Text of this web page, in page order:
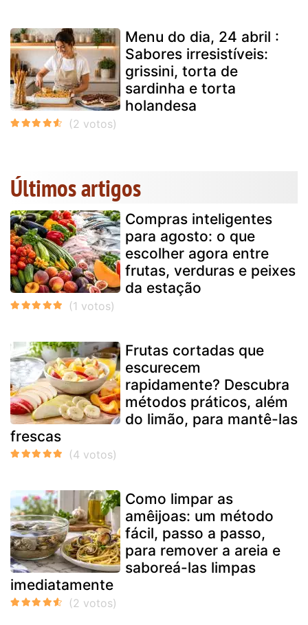
Menu do dia, 24 abril :
Sabores irresistíveis:
grissini, torta de
sardinha e torta
holandesa
Últimos artigos
Compras inteligentes
para agosto: o que
escolher agora entre
frutas, verduras e peixes
da estação
Frutas cortadas que
escurecem
rapidamente? Descubra
métodos práticos, além
do limão, para mantê-las
frescas
Como limpar as
amêijoas: um método
fácil, passo a passo,
para remover a areia e
saboreá-las limpas
imediatamente